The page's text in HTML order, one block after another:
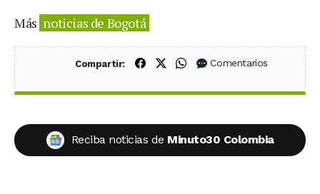
Más noticias de Bogotá
Compartir: Compartir en Facebook
Compartir en X (Twitter)
Compartir en WhatsApp
Comentarios
Reciba noticias de Minuto30 Colombia